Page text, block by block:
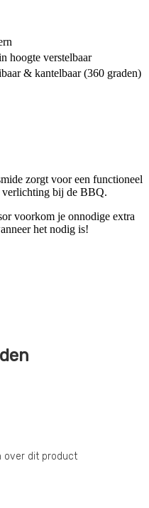
hoogte verstelbaar
& kantelbaar (360 graden)
zorgt voor een functioneel
verlichting bij de BBQ.
voorkom je onnodige extra
het nodig is!
over dit product